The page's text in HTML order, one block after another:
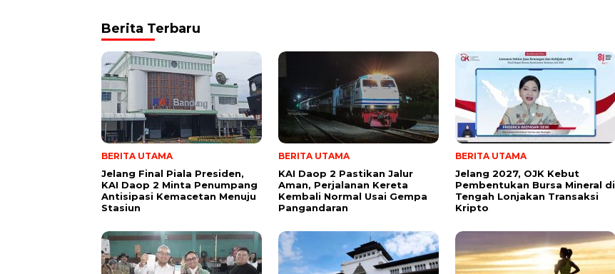
Berita Terbaru
BERITA UTAMA
Jelang Final Piala Presiden,
KAI Daop 2 Minta Penumpang
Antisipasi Kemacetan Menuju
Stasiun
BERITA UTAMA
KAI Daop 2 Pastikan Jalur
Aman, Perjalanan Kereta
Kembali Normal Usai Gempa
Pangandaran
BERITA UTAMA
Jelang 2027, OJK Kebut
Pembentukan Bursa Mineral di
Tengah Lonjakan Transaksi
Kripto